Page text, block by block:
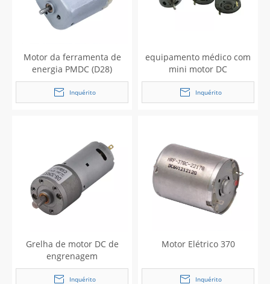
Motor da ferramenta de
energia PMDC (D28)
Inquérito
equipamento médico com
mini motor DC
Inquérito
Grelha de motor DC de
engrenagem
Inquérito
Motor Elétrico 370
Inquérito